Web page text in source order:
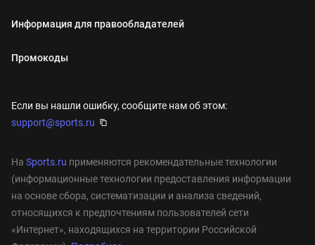
Информация для правообладателей
Промокоды
Если вы нашли ошибку, сообщите нам об этом:
support@sports.ru
На Sports.ru применяются рекомендательные технологии
(информационные технологии предоставления информации
на основе сбора, систематизации и анализа сведений,
относящихся к предпочтениям пользователей сети
«Интернет», находящихся на территории Российской